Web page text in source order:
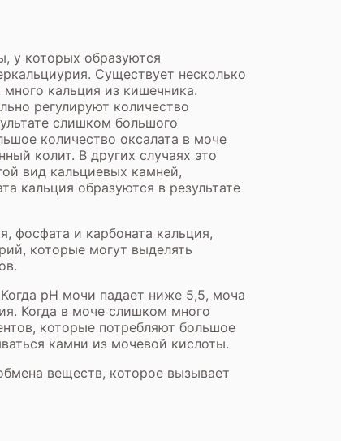
у которых образуются
Существует несколько
кальция из кишечника.
регулируют количество
слишком большого
количество оксалата в моче
колит. В других случаях это
вид кальциевых камней,
кальция образуются в результате
фосфата и карбоната кальция,
которые могут выделять
рН мочи падает ниже 5,5, моча
Когда в моче слишком много
которые потребляют большое
камни из мочевой кислоты.
веществ, которое вызывает